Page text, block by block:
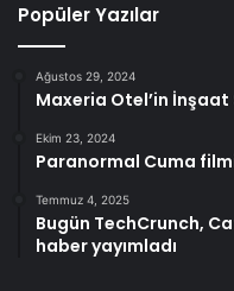
Popüler Yazılar
Ağustos 29, 2024
Maxeria Otel’in
Ekim 23, 2024
Paranormal Cuma
Temmuz 4, 2025
Bugün TechCrunch,
haber yayımladı